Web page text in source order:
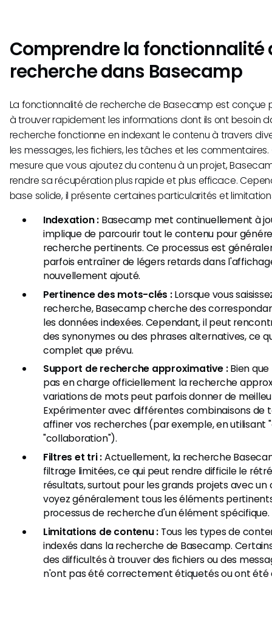
Comprendre la fonctionnalité
recherche dans Basecamp
La fonctionnalité de recherche de Basecamp est conçue
à trouver rapidement les informations dont ils ont besoin
recherche fonctionne en indexant le contenu à travers
les messages, les fichiers, les tâches et les
mesure que vous ajoutez du contenu à un projet,
rendre sa récupération plus rapide et plus efficace.
base solide, il présente certaines particularités et
Indexation :Basecamp met continuellement à
implique de parcourir tout le contenu pour
recherche pertinents. Ce processus est
parfois entraîner de légers retards dans
nouvellement ajouté.
Pertinence des mots-clés :Lorsque vous
recherche, Basecamp cherche des
les données indexées. Cependant, il peut
des synonymes ou des phrases alternatives, ce
complet que prévu.
Support de recherche approximative :Bien
pas en charge officiellement la recherche
variations de mots peut parfois donner de
Expérimenter avec différentes combinaisons de
affiner vos recherches (par exemple, en utilisant
"collaboration").
Filtres et tri :Actuellement, la recherche
filtrage limitées, ce qui peut rendre difficile le
résultats, surtout pour les grands projets avec un
voyez généralement tous les éléments
processus de recherche d'un élément spécifique.
Limitations de contenu : Tous les types de
indexés dans la recherche de Basecamp.
des difficultés à trouver des fichiers ou des
n'ont pas été correctement étiquetés ou ont été